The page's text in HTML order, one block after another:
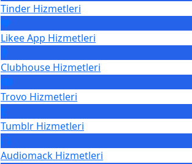
Tinder Hizmetleri
Likee App Hizmetleri
Clubhouse Hizmetleri
Trovo Hizmetleri
Tumblr Hizmetleri
Audiomack Hizmetleri